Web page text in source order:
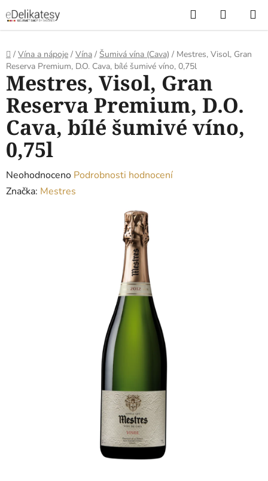
na
obsah
Hledat
KOŠÍK
Domů
/ Vína a nápoje / Vína / Šumivá vína (Cava) / Mestres, Visol, Gran
Reserva Premium, D.O. Cava, bílé šumivé víno, 0,75l
Mestres, Visol, Gran
Reserva Premium, D.O.
Cava, bílé šumivé víno,
0,75l
Průměrné
hodnocení
Neohodnoceno Podrobnosti hodnocení
Značka: Mestres